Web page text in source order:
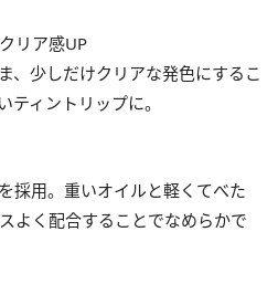
リア感UP
、少しだけクリアな発色にするこ
ティントリップに。
採用。重いオイルと軽くてべた
よく配合することでなめらかで